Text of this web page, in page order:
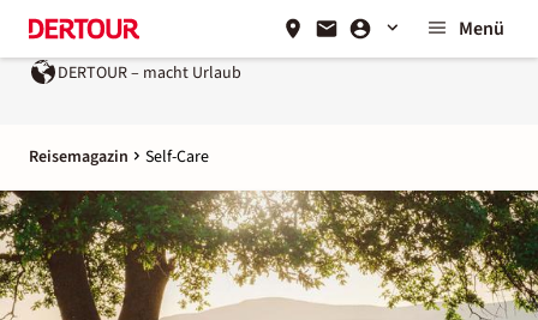
Menü
– macht Urlaub Ein Unternehmen der
Reisemagazin Self-Care